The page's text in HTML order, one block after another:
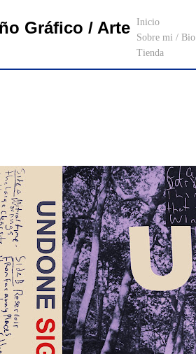
Gráfico / Arte Inicio
Sobre mi / Bio
Tienda